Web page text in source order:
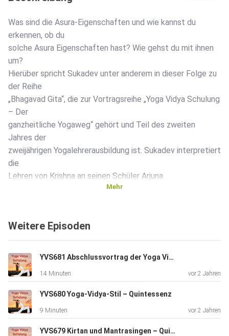
Was sind die Asura-Eigenschaften und wie kannst du
erkennen, ob du
solche Asura Eigenschaften hast? Wie gehst du mit ihnen
um?
Hierüber spricht Sukadev unter anderem in dieser Folge zu
der Reihe
„Bhagavad Gita“, die zur Vortragsreihe „Yoga Vidya Schulung
– Der
ganzheitliche Yogaweg“ gehört und Teil des zweiten
Jahres der
zweijährigen Yogalehrerausbildung ist. Sukadev interpretiert
die
Lehren von Krishna an seinen Schüler Arjuna.
Mehr
Weitere Episoden
YVS681 Abschlussvortrag der Yoga Vidya Schulungsreihe
14 Minuten vor 2 Jahren
YVS680 Yoga-Vidya-Stil – Quintessenz
9 Minuten vor 2 Jahren
YVS679 Kirtan und Mantrasingen – Quintessenz